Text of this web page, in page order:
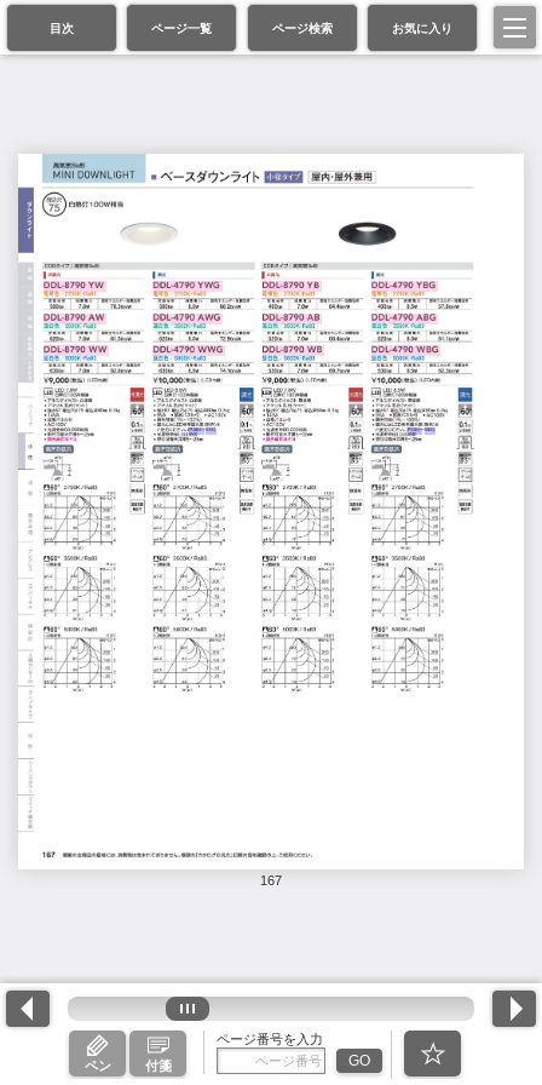
目次 ページ一覧 ページ検索 お気に入り
167
ペン 付箋
ページ番号を入力
GO